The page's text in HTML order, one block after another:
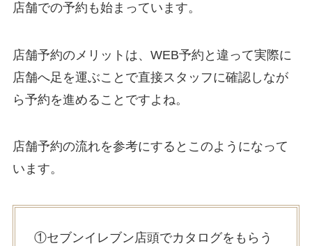
店舗での予約も始まっています。
店舗予約のメリットは、WEB予約と違って実際に
店舗へ足を運ぶことで直接スタッフに確認しなが
ら予約を進めることですよね。
店舗予約の流れを参考にするとこのようになって
います。
①セブンイレブン店頭でカタログをもらう